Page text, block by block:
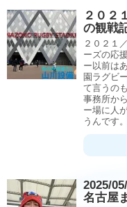
２０２
の観戦
２０２１
ーズの応
ー以前は
園ラグビ
て言うの
事務所か
ー場に人
うんです。
2025/
名古屋